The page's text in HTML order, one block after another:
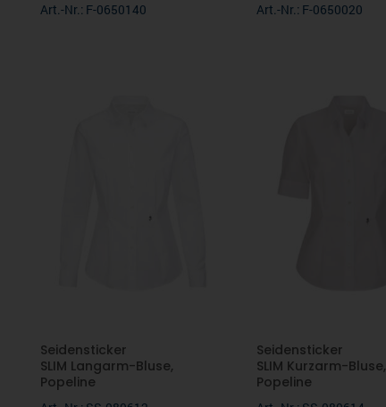
Art.-Nr.: F-0650140 Art.-Nr.: F-0650020
Seidensticker
SLIM Langarm-Bluse,
Popeline
Seidensticker
SLIM Kurzarm-Bluse,
Popeline